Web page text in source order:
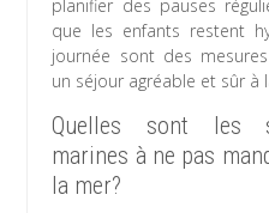
planifier des pauses
que les enfants restent
journée sont des
un séjour agréable et sûr à
Quelles sont les
marines à ne pas
la mer?